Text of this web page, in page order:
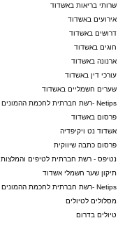
שרותי בריאות באשדוד
אירועים באשדוד
דרושים באשדוד
חוגים באשדוד
ארנונה באשדוד
עורכי דין באשדוד
שערים חשמליים באשדוד
Netips -רשת חברתית לחכמת ההמונים
פרסום באשדוד
אשדוד נט ויקיפדיה
פרסום כתבה שיווקית
נטיפס - רשת חברתית לטיפים והמלצות
תיקון שער חשמלי אשדוד
Netips -רשת חברתית לחכמת ההמונים
מסלולים לטיולים
טיולים בדרום